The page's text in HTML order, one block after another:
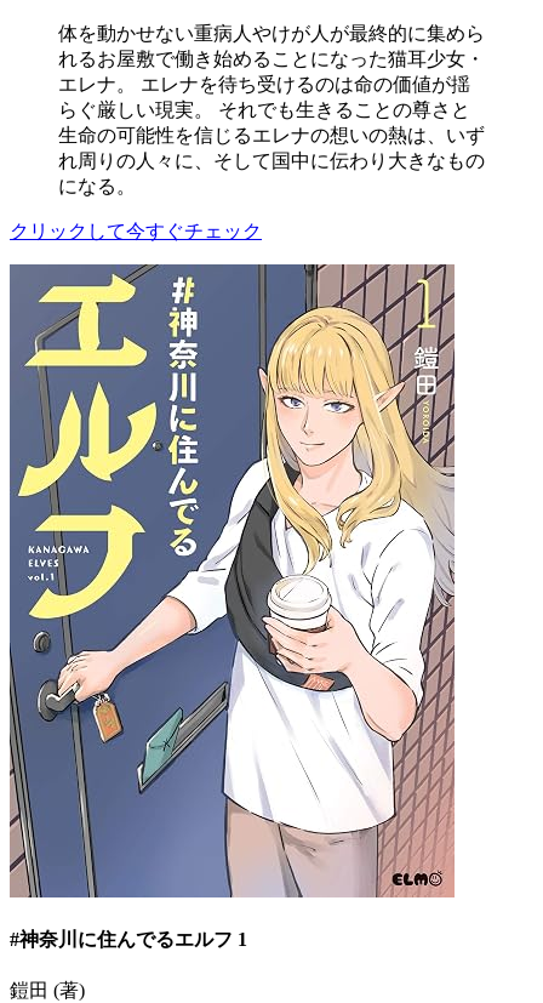
体を動かせない重病人やけが人が最終的に集めら
れるお屋敷で働き始めることになった猫耳少女・
エレナ。 エレナを待ち受けるのは命の価値が揺
らぐ厳しい現実。 それでも生きることの尊さと
生命の可能性を信じるエレナの想いの熱は、いず
れ周りの人々に、そして国中に伝わり大きなもの
になる。
クリックして今すぐチェック
#神奈川に住んでるエルフ 1
鎧田 (著)